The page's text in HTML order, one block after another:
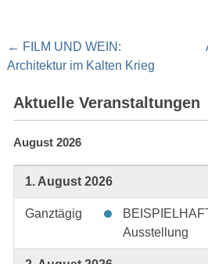
Post
navigation
← FILM UND WEIN:
Architektur im Kalten Krieg
Aktuelle Veranstaltungen
August 2026
1. August 2026
Ganztägig
Ausstellung